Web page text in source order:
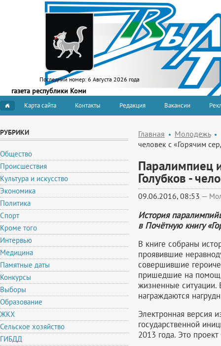
Последний номер: 6 Августа 2026 года
газета республики Коми
Карта сайта Контакты Редакция Вакансии
РУБРИКИ
Общество
Происшествия
Культура и искусство
Экономика
Политика
Спорт
Кроме того
Интервью
Медицина
Памятные даты
Конкурсы
Выборы
Образование
ЖКХ
Сельское хозяйство
ГИБДД
Главная Молодежь
человек с «Горячим
Паралимпиец
Голубков -
09.06.2016, 08:53 —
История
в Почётную книгу
В книге собраны
проявившие
совершившие
пришедшие на
жизненные
награждаются
Электронная версия
государственной
2013 года. Это